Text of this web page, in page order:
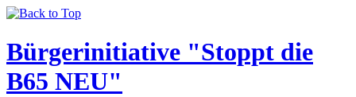
Bürgerinitiative "Stoppt die
B65 NEU"